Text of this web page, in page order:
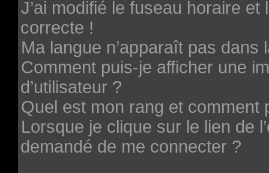
J’ai modifié le fuseau horaire et
correcte !
Ma langue n’apparaît pas dans
Comment puis-je afficher une
d’utilisateur ?
Quel est mon rang et comment
Lorsque je clique sur le lien de
demandé de me connecter ?